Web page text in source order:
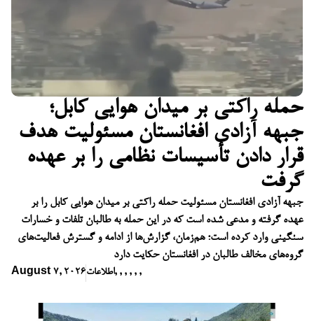
حمله راکتی بر میدان هوایی کابل؛
جبهه آزادی افغانستان مسئولیت هدف
قرار دادن تأسیسات نظامی را بر عهده
گرفت
جبهه آزادی افغانستان مسئولیت حمله راکتی بر میدان هوایی کابل را بر
عهده گرفته و مدعی شده است که در این حمله به طالبان تلفات و خسارات
سنگینی وارد کرده است؛ هم‌زمان، گزارش‌ها از ادامه و گسترش فعالیت‌های
گروه‌های مخالف طالبان در افغانستان حکایت دارد
August 7, 2026اطلاعات, , , , , ,